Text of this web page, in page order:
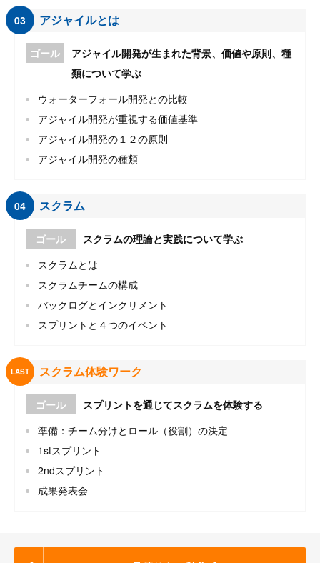
03 アジャイルとは
ゴール
アジャイル開発が生まれた背景、価値や原則、種
類について学ぶ
ウォーターフォール開発との比較
アジャイル開発が重視する価値基準
アジャイル開発の１２の原則
アジャイル開発の種類
04 スクラム
ゴール
スクラムの理論と実践について学ぶ
スクラムとは
スクラムチームの構成
バックログとインクリメント
スプリントと４つのイベント
LAST スクラム体験ワーク
ゴール
スプリントを通じてスクラムを体験する
準備：チーム分けとロール（役割）の決定
1stスプリント
2ndスプリント
成果発表会